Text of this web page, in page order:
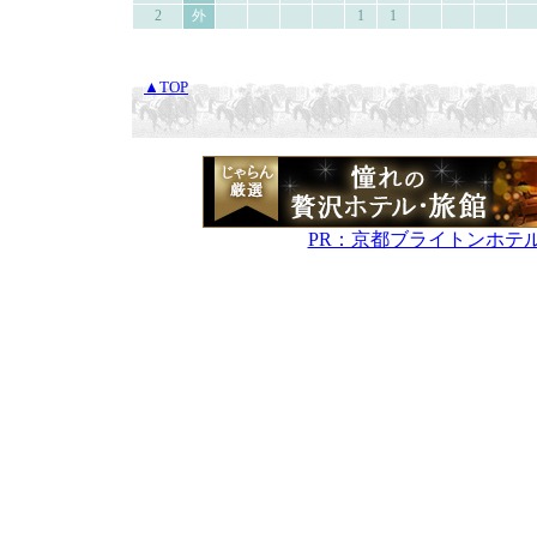
2
外 1 1
▲TOP
PR：京都ブライトンホテ